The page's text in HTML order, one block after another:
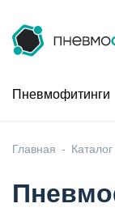
Пневмофитинги
Главная Каталог